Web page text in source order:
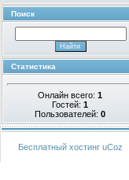
Поиск
Статистика
Онлайн всего:1
Гостей:1
Пользователей:0
Бесплатный хостинг uCoz